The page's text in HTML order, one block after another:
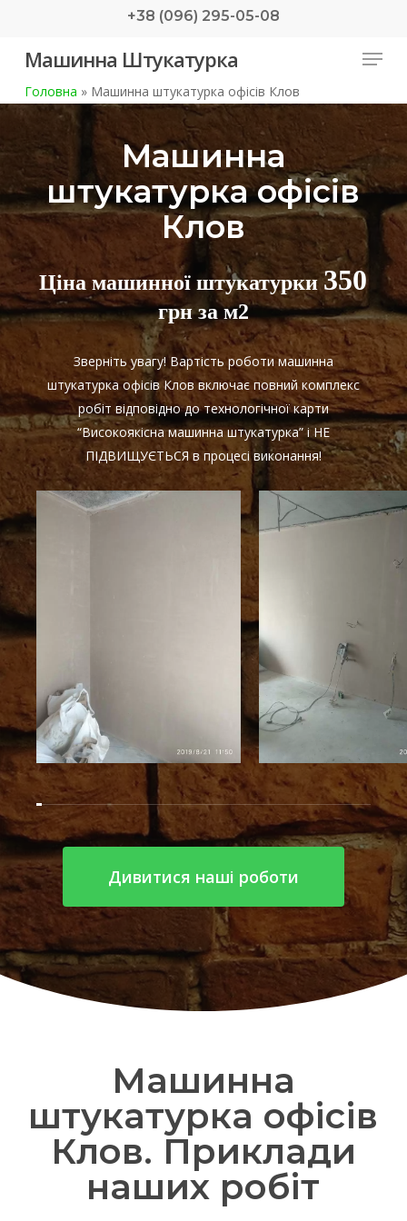
main
+38 (096) 295-05-08
Машинна Штукатурка Menu
Головна »Машинна штукатурка офісів Клов
Машинна
штукатурка офісів
Клов
Ціна машинної штукатурки350
грн за м2
Зверніть увагу! Вартість роботи машинна
штукатурка офісів Клов включає повний комплекс
робіт відповідно до технологічної карти
“Високоякісна машинна штукатурка” і НЕ
ПІДВИЩУЄТЬСЯ в процесі виконання!
Дивитися наші роботи
Машинна
штукатурка офісів
Клов. Приклади
наших робіт